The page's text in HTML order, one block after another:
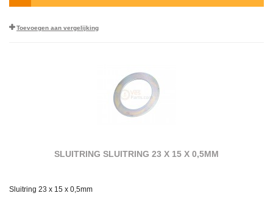
Toevoegen aan vergelijking
SLUITRING SLUITRING 23 X 15 X 0,5MM
Sluitring 23 x 15 x 0,5mm